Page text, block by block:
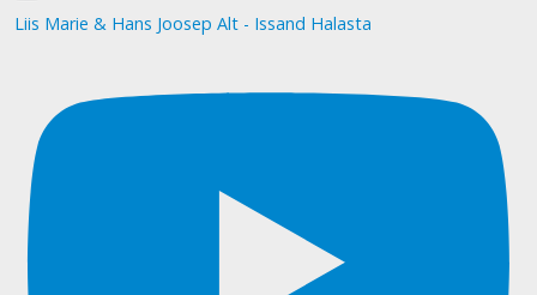
Liis Marie & Hans Joosep Alt - Issand Halasta